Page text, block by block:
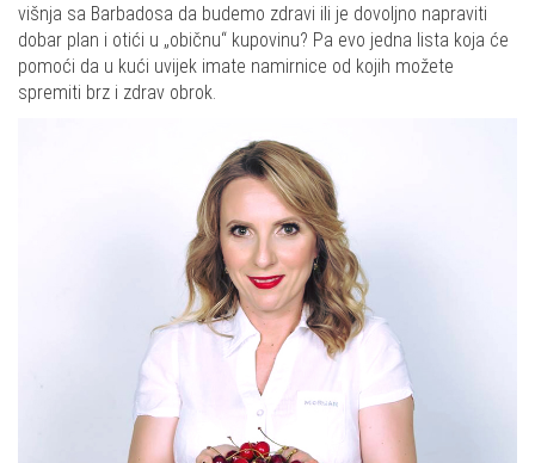
višnja sa Barbadosa da budemo zdravi ili je dovoljno napraviti
dobar plan i otići u „običnu“ kupovinu? Pa evo jedna lista koja će
pomoći da u kući uvijek imate namirnice od kojih možete
spremiti brz i zdrav obrok.